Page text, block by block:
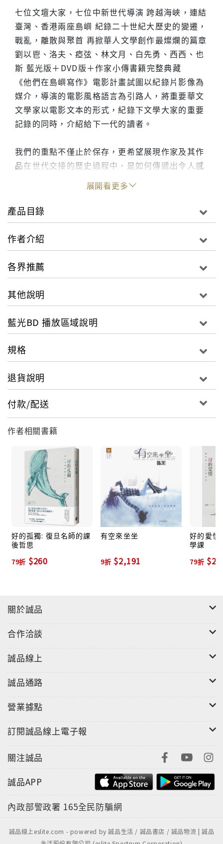
七位文壇大家，七位中新世代導演 跨越海峽，連結
臺灣、香港兩座島嶼 紀錄二十世紀大歷史的變遷，
戰亂，離散與聚首 再掀華人文學創作最燦爛的篇章
劉以鬯、洛夫、瘂弦、林文月、白先勇、西西、也
斯 藍光版＋DVD版＋作家小傳書籍完整典藏
《他們在島嶼寫作》電影計畫試圖以紀錄片影像為
媒介，導演的電影風格語言為引路人，將重要華文
文學家以電影文本的形式，紀錄下文學大家的重要
記錄的同時，介紹給下一代的讀者。
我們的重點不僅止於保存，更希望展現作家及其作
品在世代交接的歷史過程中，是如何傳遞出令人感
動的力量，成為一世代的文學文化資產。如此以
來，這些文學才有可能永留人心，如火炬不朽不
滅，重燃出新一波的書寫復興。
繼2011年推出六位以臺灣為主的文壇大家，《他們
在島嶼寫作》第二系列這次跨越海峽、連結另一座
島嶼香港，由七位中新世代精銳導演鄧勇星、齊
怡、劉佩怡、王婉柔、陳懷恩、陳果、黃勁輝，以
電影的語言，重新詮釋紀錄台港七位重要的文學大
師：劉以鬯、洛夫、瘂弦、林文月、白先勇、西
西、也斯，生命與創作的歷程。
◎《我城》2015香港電影節觀摩片 西西：《我
城》My City 才女西西自五○年代起開始寫作，作
品涵蓋詩、影評、劇本、小說、散文、以及百科全
書式的圖文創新書寫。半世紀以來創作不輟，駕馭
自如文字後頭，始終保持自在的天真與洞見。
導演陳果隨著西西作品裏的視野，描繪作家的寫作
生活：土瓜灣的家、散步的社區、童年的花墟、馬
頭角碼頭、美麗大廈、天台上的曬衣架與天線、即
將消失的照相館與冰室……西西多樣的文體結構及
敏銳的城市洞察，隨著鏡頭推拉、搖攀、碎剪及拼
貼，一一在影像敘事中或隱或顯、眷戀且多義地表
現出來。
當片中奇特的人型布偶：長頸女子、熊男子意味深
長地相會與凝視，隱喻作家筆下人物永恆存在於香
港街巷，當城裏的老店一家家消失，文學裏的情感
與探觸，便成為映照現實的永恆。
本商品包含：
● 電影藍光版1部
展開看更多
產品目錄
作者介紹
各界推薦
其他說明
藍光BD 播放區域說明
規格
退貨說明
付款/配送
作者相關書籍
好的孤獨: 復旦名師的課
後哲思
79折 $260
有空來坐坐
9折 $2,191
好的愛情
學課
79折
關於誠品
合作洽談
誠品線上
誠品通路
營業據點
訂閱誠品線上電子報
關注誠品
誠品APP
內政部警政署 165全民防騙網
誠品線上eslite.com - powered by 誠品生活 / 誠品書店 / 誠品物流 | 誠品